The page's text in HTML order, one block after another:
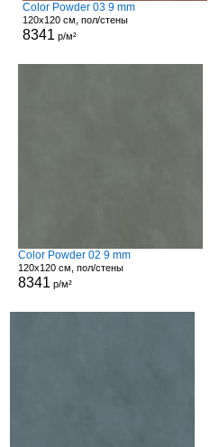
Color Powder 03 9 mm
120x120 см, пол/стены
8341 р/м²
Color Powder 02 9 mm
120x120 см, пол/стены
8341 р/м²